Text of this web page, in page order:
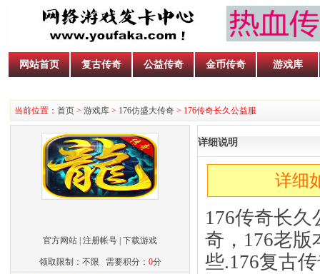
网站首页 复古传奇 公益传奇 金币传奇 游戏库
当前位置： 首页 > 游戏库 > 176仿盛大传奇 > 176传奇长久公益服
官方网站 注册帐号 下载游戏
领取限制：不限 需要积分： 0分
详细说明
详细
176传奇长
奇，176老版
些.176复古